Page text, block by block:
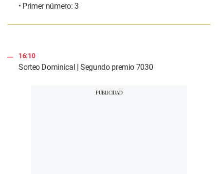
• Primer número: 3
16:10
Sorteo Dominical | Segundo premio 7030